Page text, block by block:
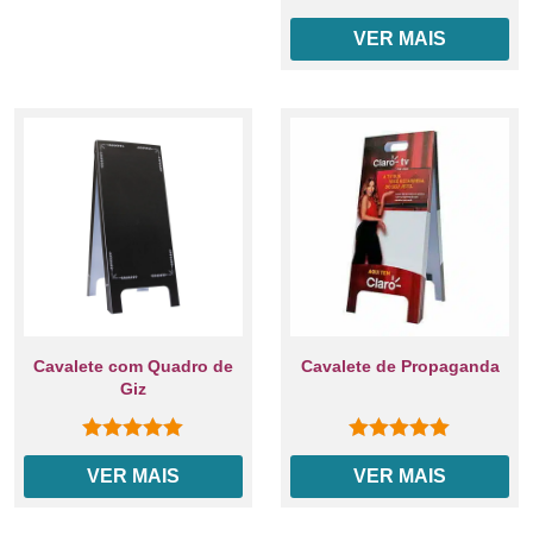
0out of 5
VER MAIS
Cavalete com Quadro de
Giz
0out of 5
VER MAIS
Cavalete de Propaganda
0out of 5
VER MAIS